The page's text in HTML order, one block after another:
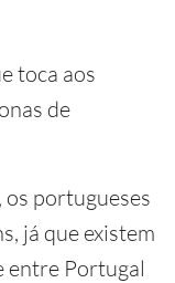
toca aos
de
os portugueses
já que existem
entre Portugal